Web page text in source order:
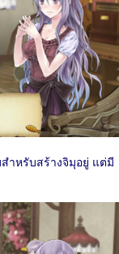
ำหรับสร้างจิมุอยู่ แต่มี